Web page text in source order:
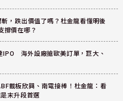
，跌出價值了嗎？杜金龍看懂明後
撐價在哪？
IPO 海外設廠搶歐美訂單，巨大、
載板欣興、南電接棒！杜金龍：看
末升段首選